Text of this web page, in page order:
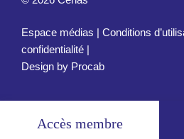
Espace médias | Conditions
confidentialité |
Design by Procab
Accès membre